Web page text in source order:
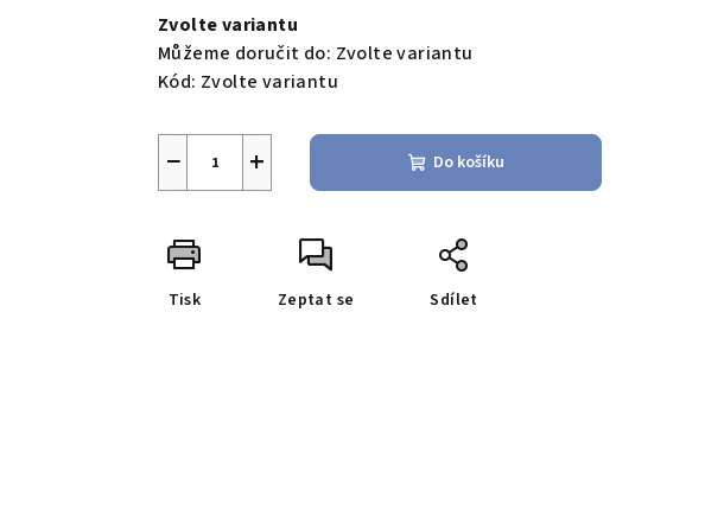
cena:
Zvolte variantu
Můžeme doručit do: Zvolte variantu
Kód: Zvolte variantu
+
− Do košíku
Tisk Zeptat se Sdílet